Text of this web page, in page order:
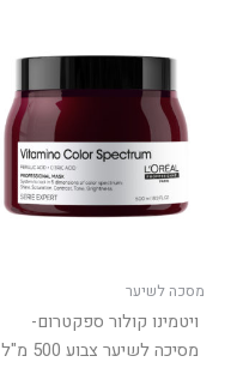
מסכה לשיער
ויטמינו קולור ספקטרום-
מסיכה לשיער צבוע 500 מ"ל